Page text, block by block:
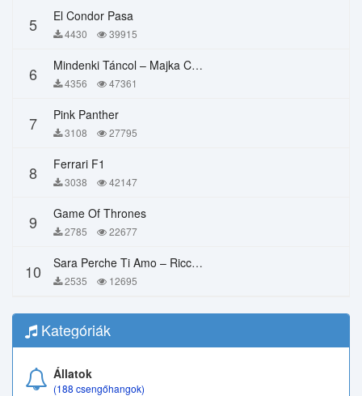
5 El Condor Pasa
4430 39915
6 Mindenki Táncol – Majka Curtis, Péter Majoros
4356 47361
7 Pink Panther
3108 27795
8 Ferrari F1
3038 42147
9 Game Of Thrones
2785 22677
10 Sara Perche Ti Amo – Ricchi E Poveri
2535 12695
Kategóriák
Állatok
(188 csengőhangok)